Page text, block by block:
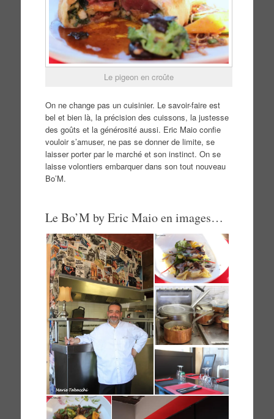
Le pigeon en croûte
On ne change pas un cuisinier. Le savoir-faire est
bel et bien là, la précision des cuissons, la justesse
des goûts et la générosité aussi. Eric Maio confie
vouloir s’amuser, ne pas se donner de limite, se
laisser porter par le marché et son instinct. On se
laisse volontiers embarquer dans son tout nouveau
Bo’M.
Le Bo’M by Eric Maio en images…